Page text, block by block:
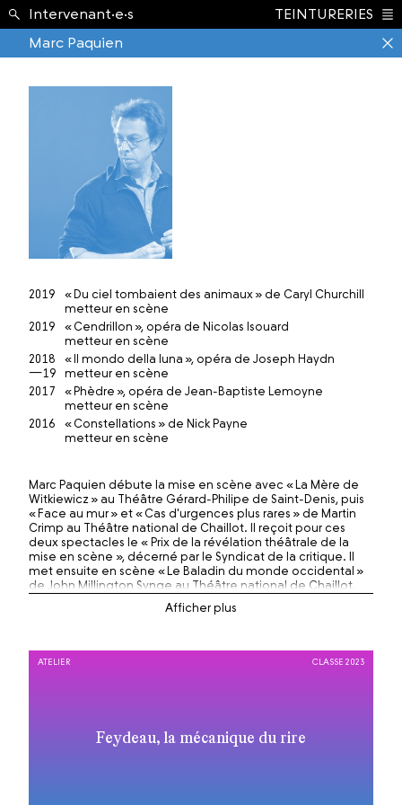
École ›
Intervenant·e·s
TEINTURERIES
Marc Paquien
2019
« Du ciel tombaient des animaux » de Caryl Churchill
metteur en scène
2019
« Cendrillon », opéra de Nicolas Isouard
metteur en scène
2018
—19
« Il mondo della luna », opéra de Joseph Haydn
metteur en scène
2017
« Phèdre », opéra de Jean-Baptiste Lemoyne
metteur en scène
2016
« Constellations » de Nick Payne
metteur en scène
Marc Paquien débute la mise en scène avec « La Mère de
Witkiewicz » au Théâtre Gérard-Philipe de Saint-Denis, puis
« Face au mur » et « Cas d'urgences plus rares » de Martin
Crimp au Théâtre national de Chaillot. Il reçoit pour ces
deux spectacles le « Prix de la révélation théâtrale de la
mise en scène », décerné par le Syndicat de la critique. Il
met ensuite en scène « Le Baladin du monde occidental »
de John Millington Synge au Théâtre national de Chaillot,
l’opéra « Les Aveugles » de Xavier Dayer d’après Maeterlinck
avec l’Atelier lyrique de l’Opéra national de Paris, puis « La
scrupules » de Henning Mankel. Il crée en France « La Ville
Pour la troupe de la Comédie-Française, il met en scène au
Théâtre du Vieux-Colombier « Les affaires sont les affaires »
Feydeau, la mécanique du rire
ATELIER CLASSE 2023